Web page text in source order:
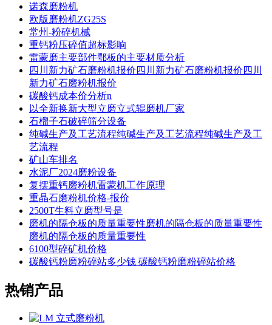
诺森磨粉机
欧版磨粉机ZG25S
常州-粉碎机械
重钙粉压碎值超标影响
雷蒙磨主要部件鄂板的主要材质分析
四川新力矿石磨粉机报价四川新力矿石磨粉机报价四川
新力矿石磨粉机报价
碳酸钙成本价分析n
以全新换新大型立磨立式辊磨机厂家
石榴子石破碎筛分设备
纯碱生产及工艺流程纯碱生产及工艺流程纯碱生产及工
艺流程
矿山车排名
水泥厂2024磨粉设备
复摆重钙磨粉机雷蒙机工作原理
重晶石磨粉机价格-报价
2500T生料立磨型号是
磨机的隔仓板的质量重要性磨机的隔仓板的质量重要性
磨机的隔仓板的质量重要性
6100型碎矿机价格
碳酸钙粉磨粉碎站多少钱 碳酸钙粉磨粉碎站价格
热销产品